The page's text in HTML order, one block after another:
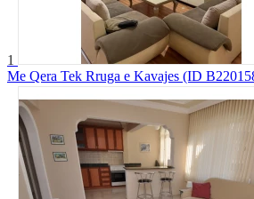
1
Me Qera Tek Rruga e Kavajes (ID